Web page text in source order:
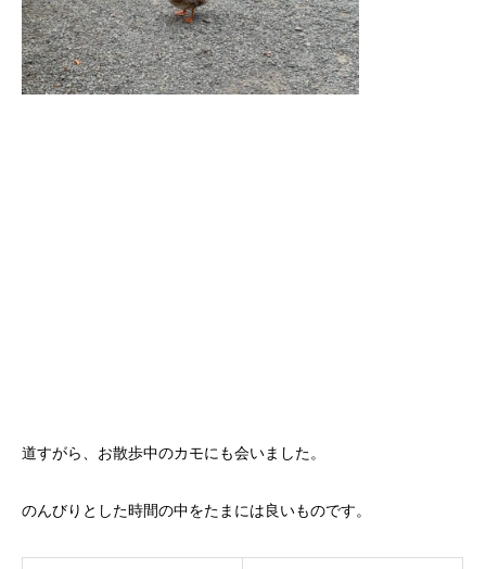
道すがら、お散歩中のカモにも会いました。
のんびりとした時間の中をたまには良いものです。